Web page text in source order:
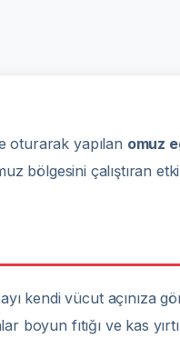
oturarak yapılan omuz
bölgesini çalıştıran
kendi vücut açınıza
boyun fıtığı ve kas